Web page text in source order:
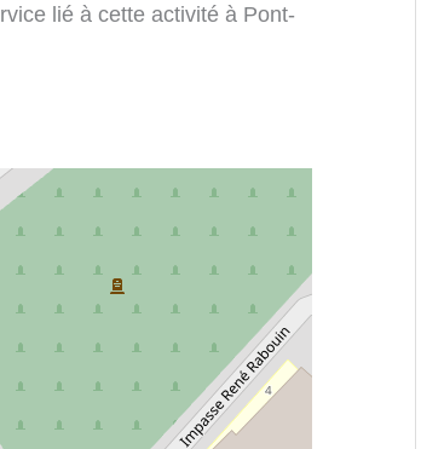
lié à cette activité à Pont-